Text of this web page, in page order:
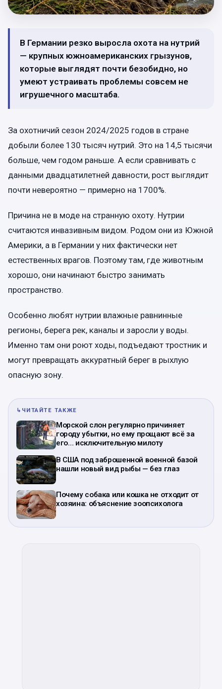
В Германии резко выросла охота на нутрий
— крупных южноамериканских грызунов,
которые выглядят почти безобидно, но
умеют устраивать проблемы совсем не
игрушечного масштаба.
За охотничий сезон 2024/2025 годов в стране
добыли более 130 тысяч нутрий. Это на 14,5 тысячи
больше, чем годом раньше. А если сравнивать с
данными двадцатилетней давности, рост выглядит
почти невероятно — примерно на 1700%.
Причина не в моде на странную охоту. Нутрии
считаются инвазивным видом. Родом они из Южной
Америки, а в Германии у них фактически нет
естественных врагов. Поэтому там, где животным
хорошо, они начинают быстро занимать
пространство.
Особенно любят нутрии влажные равнинные
регионы, берега рек, каналы и заросли у воды.
Именно там они роют ходы, подъедают тростник и
могут превращать аккуратный берег в рыхлую
опасную зону.
↳ ЧИТАЙТЕ ТАКЖЕ
Морской слон регулярно причиняет
городу убытки, но ему прощают всё за
его… исключительную милоту
В США под заброшенной военной базой
нашли новый вид рыбы — без глаз
Почему собака или кошка не отходит от
хозяина: объяснение зоопсихолога